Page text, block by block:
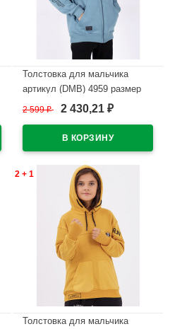
Толстовка для мальчика
артикул (DMB) 4959 размер
34/134-44/164 цвет голубой
2 599₽ 2 430,21 ₽
2 + 1
Толстовка для мальчика